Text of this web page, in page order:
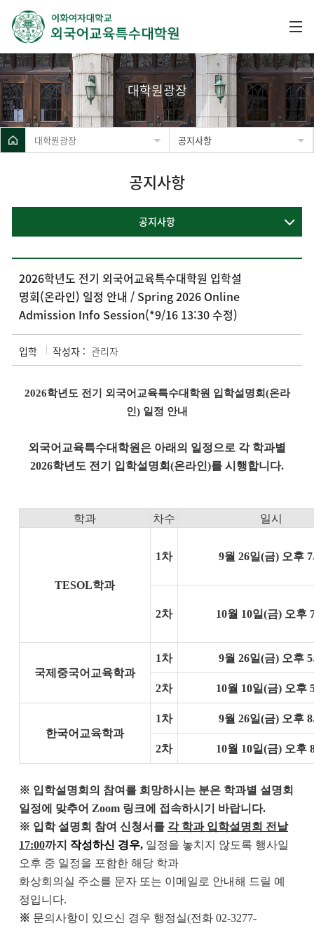
대학원광장
대학원광장 공지사항
공지사항
공지사항
2026학년도 전기 외국어교육특수대학원 입학설
명회(온라인) 일정 안내 / Spring 2026 Online
Admission Info Session(*9/16 13:30 수정)
입학 작성자 : 관리자
2026학년도 전기 외국어교육특수대학원 입학설명회(온라
인) 일정 안내
외국어교육특수대학원은 아래의 일정으로 각 학과별
2026학년도 전기 입학설명회(온라인)를 시행합니다.
학과 차수 일시
TESOL학과
1차 9월 26일(금) 오후
2차 10월 10일(금) 오후
국제중국어교육학과
1차 9월 26일(금) 오후
2차 10월 10일(금) 오후
한국어교육학과
1차 9월 26일(금) 오후
2차 10월 10일(금) 오후
※ 입학설명회의 참여를 희망하시는 분은 학과별 설명회
일정에 맞추어 Zoom 링크에 접속하시기 바랍니다.
※ 입학 설명회 참여 신청서를 각 학과 입학설명회 전날
17:00까지 작성하신 경우, 일정을 놓치지 않도록 행사일
오후 중 일정을 포함한 해당 학과
화상회의실 주소를 문자 또는 이메일로 안내해 드릴 예
정입니다.
※ 문의사항이 있으신 경우 행정실(전화 02-3277-